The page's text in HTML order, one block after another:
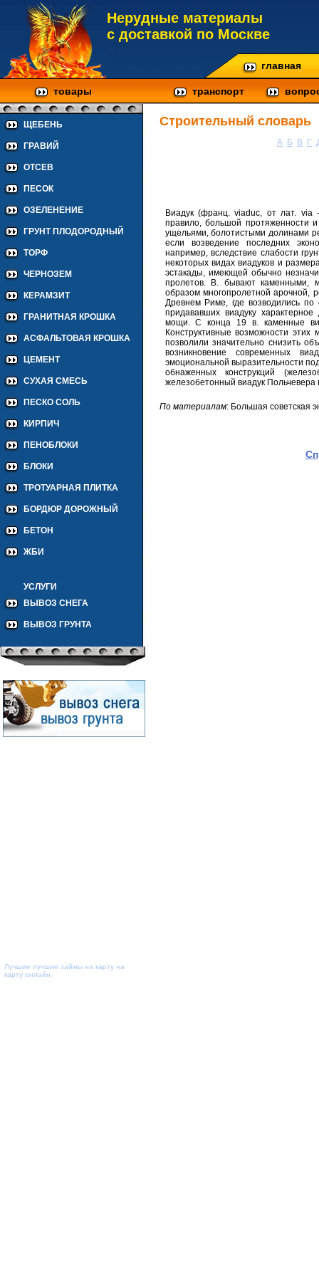
Нерудные материалы
с доставкой по Москве
главная
товары транспорт
ЩЕБЕНЬ
ГРАВИЙ
ОТСЕВ
ПЕСОК
ОЗЕЛЕНЕНИЕ
ГРУНТ ПЛОДОРОДНЫЙ
ТОРФ
ЧЕРНОЗЕМ
КЕРАМЗИТ
ГРАНИТНАЯ КРОШКА
АСФАЛЬТОВАЯ КРОШКА
ЦЕМЕНТ
СУХАЯ СМЕСЬ
ПЕСКО СОЛЬ
КИРПИЧ
ПЕНОБЛОКИ
БЛОКИ
ТРОТУАРНАЯ ПЛИТКА
БОРДЮР ДОРОЖНЫЙ
БЕТОН
ЖБИ
УСЛУГИ
ВЫВОЗ СНЕГА
ВЫВОЗ ГРУНТА
Лучшие лучшие займы на карту на
карту онлайн
Строительный словарь
А Б В Г
Виадук (франц. viaduc, от лат. via
правило, большой протяженности
ущельями, болотистыми долинами
если возведение последних
например, вследствие слабости
некоторых видах виадуков и
эстакады, имеющей обычно
пролетов. В. бывают каменными,
образом многопролетной арочной,
Древнем Риме, где возводились
придававших виадуку
мощи. С конца 19 в. каменные
Конструктивные возможности
позволили значительно снизить
возникновение современных
эмоциональной выразительности
обнаженных конструкций
железобетонный виадук
По материалам: Большая советская